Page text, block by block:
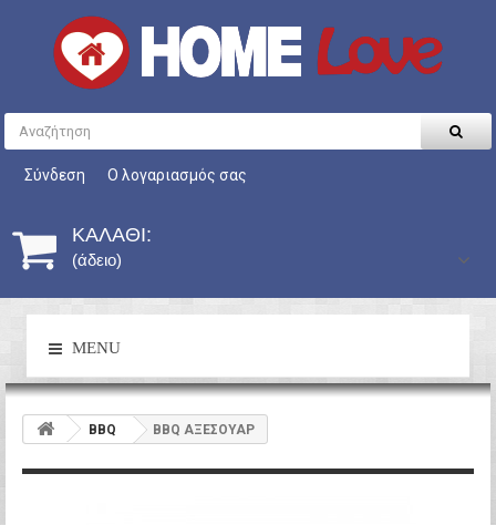
Σύνδεση Ο λογαριασμός σας
ΚΑΛΆΘΙ:
(άδειο)
MENU
BBQ BBQ ΑΞΕΣΟΥΑΡ